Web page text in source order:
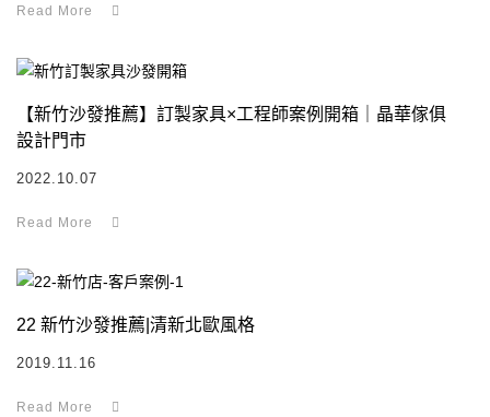
【新竹沙發推薦】訂製家具×工程師案例開箱｜晶華傢俱
設計門市
2022.10.07
22 新竹沙發推薦|清新北歐風格
2019.11.16